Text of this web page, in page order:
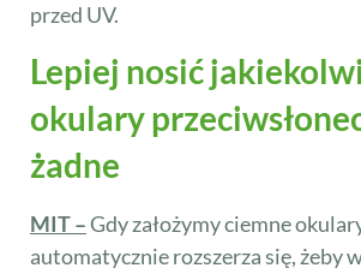
przed UV.
Lepiej nosić
okulary
żadne
MIT –Gdy założymy ciemne
automatycznie rozszerza się, żeby